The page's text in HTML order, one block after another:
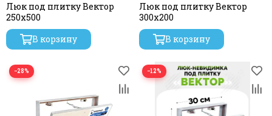
Люк под плитку Вектор
250х500
В корзину
Люк под плитку Вектор
300х200
В корзину
−28% −12%